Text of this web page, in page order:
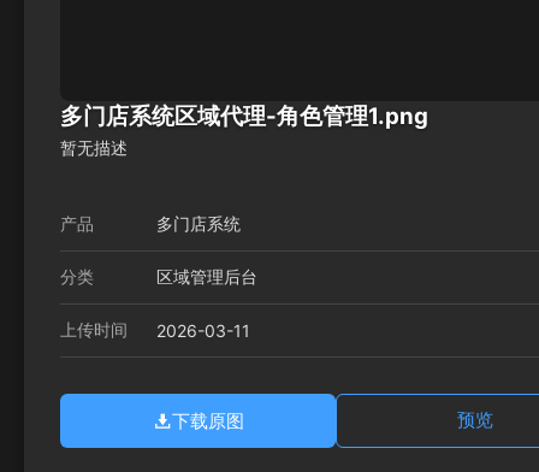
多门店系统区域代理-角色管理1.png
暂无描述
产品 多门店系统
分类 区域管理后台
上传时间 2026-03-11
下载原图 预览